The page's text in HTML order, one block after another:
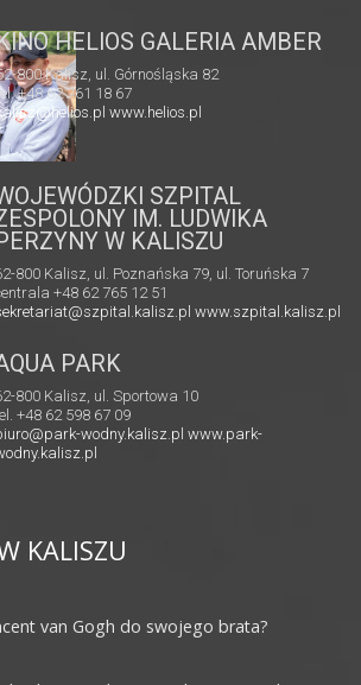
HELIOS GALERIA AMBER
800 Kalisz, ul. Górnośląska 82
+48 62 761 18 67
www.helios.pl
SZPITAL
IM. LUDWIKA
W KALISZU
800 Kalisz, ul. Poznańska 79, ul. Toruńska 7
+48 62 765 12 51
www.szpital.kalisz.pl
PARK
800 Kalisz, ul. Sportowa 10
+48 62 598 67 09
wodny.kalisz.pl www.park-
KALISZU
van Gogh do swojego brata?